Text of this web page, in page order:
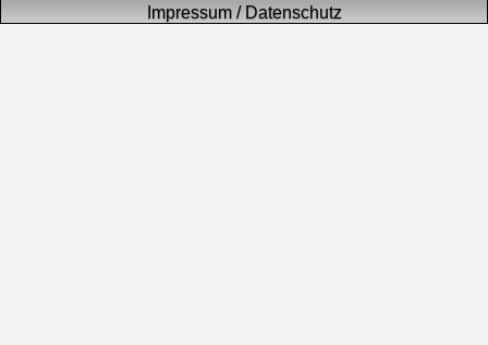
Impressum / Datenschutz